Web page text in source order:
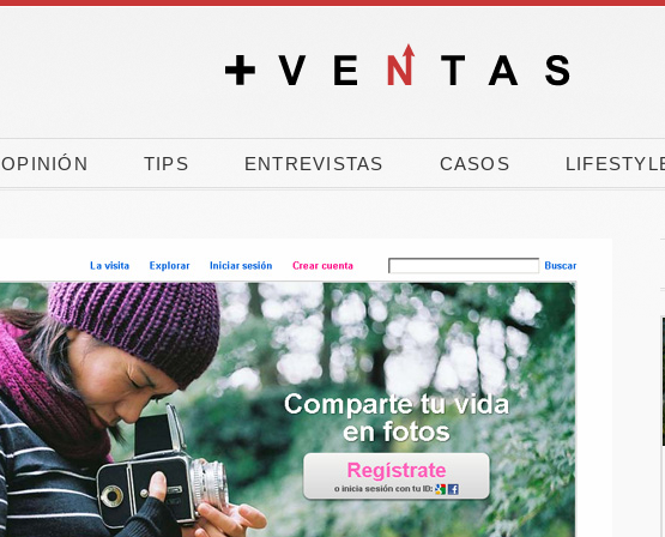
OPINIÓN TIPS ENTREVISTAS CASOS
El 90% de los
españoles vota a
El verano dispara la
carrera por comprar